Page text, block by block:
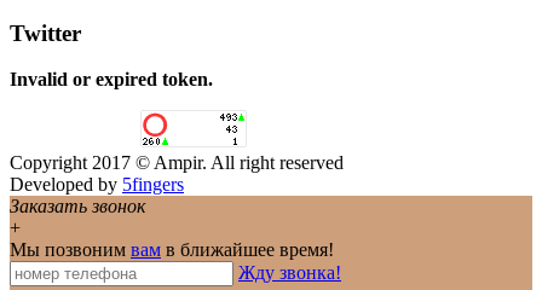
Twitter
Invalid or expired token.
Copyright 2017 © Ampir. All right reserved
Developed by 5fingers
Заказать звонок
+
Мы позвоним вам в ближайшее время!
Жду звонка!